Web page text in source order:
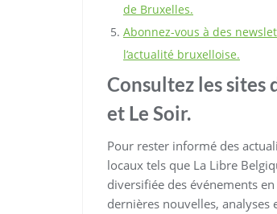
de Bruxelles.
Abonnez-vous à des
l’actualité bruxelloise.
Consultez les sites
et Le Soir.
Pour rester informé des
locaux tels que La Libre
diversifiée des événements
dernières nouvelles,